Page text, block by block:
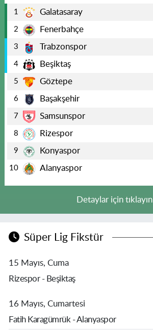
1 Galatasaray
2 Fenerbahçe
3 Trabzonspor
4 Beşiktaş
5 Göztepe
6 Başakşehir
7 Samsunspor
8 Rizespor
9 Konyaspor
10 Alanyaspor
Detaylar için tıklayın
Süper Lig Fikstür
15 Mayıs, Cuma
Rizespor - Beşiktaş
16 Mayıs, Cumartesi
Fatih Karagümrük - Alanyaspor